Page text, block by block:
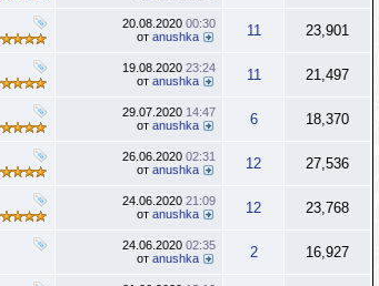
20.08.2020 00:30
от anushka 11 23,901
19.08.2020 23:24
от anushka 11 21,497
29.07.2020 14:47
от anushka 6 18,370
26.06.2020 02:31
от anushka 12 27,536
24.06.2020 21:09
от anushka 12 23,768
24.06.2020 02:35
от anushka 2 16,927